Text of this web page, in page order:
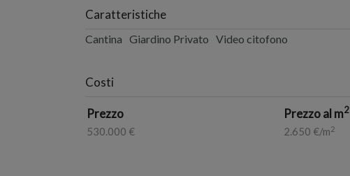
Caratteristiche
Cantina Giardino Privato Video citofono
Costi
Prezzo
530.000 €
Prezzo al m2
2.650 €/m2